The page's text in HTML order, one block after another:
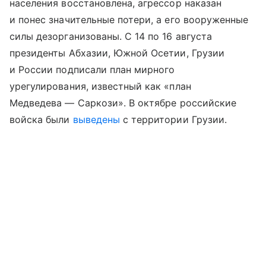
населения восстановлена, агрессор наказан
и понес значительные потери, а его вооруженные
силы дезорганизованы. С 14 по 16 августа
президенты Абхазии, Южной Осетии, Грузии
и России подписали план мирного
урегулирования, известный как «план
Медведева — Саркози». В октябре российские
войска были выведены с территории Грузии.